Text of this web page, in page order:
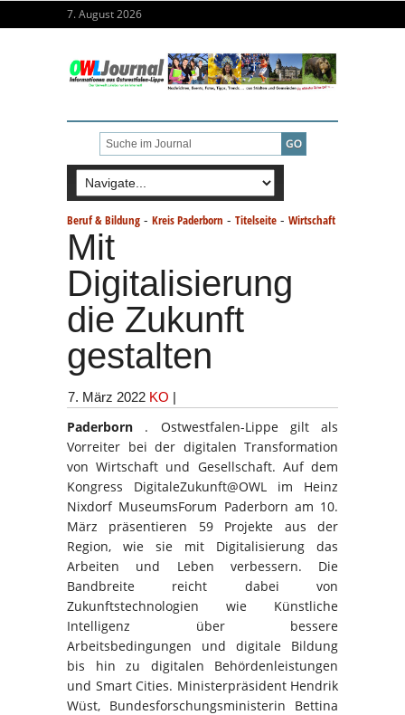
7. August 2026
Beruf & Bildung - Kreis Paderborn - Titelseite - Wirtschaft
Mit
Digitalisierung
die Zukunft
gestalten
7. März 2022 KO |
Paderborn . Ostwestfalen-Lippe gilt als
Vorreiter bei der digitalen Transformation
von Wirtschaft und Gesellschaft. Auf dem
Kongress DigitaleZukunft@OWL im Heinz
Nixdorf MuseumsForum Paderborn am 10.
März präsentieren 59 Projekte aus der
Region, wie sie mit Digitalisierung das
Arbeiten und Leben verbessern. Die
Bandbreite reicht dabei von
Zukunftstechnologien wie Künstliche
Intelligenz über bessere
Arbeitsbedingungen und digitale Bildung
bis hin zu digitalen Behördenleistungen
und Smart Cities. Ministerpräsident Hendrik
Wüst, Bundesforschungsministerin Bettina